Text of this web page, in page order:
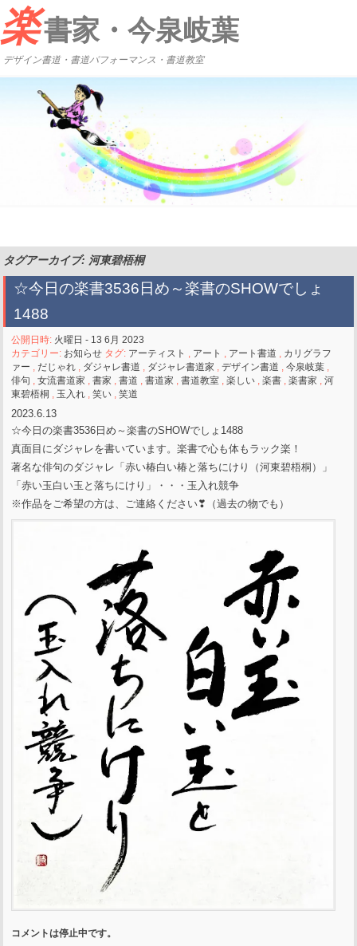
楽書家・今泉岐葉
デザイン書道・書道パフォーマンス・書道教室
タグアーカイブ: 河東碧梧桐
☆今日の楽書3536日め～楽書のSHOWでしょ
1488
公開日時: 火曜日 - 13 6月 2023
カテゴリー: お知らせ タグ: アーティスト アート アート書道
カリグラフ
ァー
だじゃれ ダジャレ書道 ダジャレ書道家 ,デザイン書道 ,今泉岐葉
俳句
,女流書道家 ,書家 ,書道 ,書道家 ,書道教室 ,楽しい ,楽書 ,楽書家 ,河
東碧梧桐
玉入れ ,笑い ,笑道
2023.6.13
☆今日の楽書3536日め～楽書のSHOWでしょ1488
真面目にダジャレを書いています。楽書で心も体もラック楽！
著名な俳句のダジャレ「赤い椿白い椿と落ちにけり（河東碧梧桐）」
「赤い玉白い玉と落ちにけり」・・・玉入れ競争
※作品をご希望の方は、ご連絡ください❣（過去の物でも）
コメントは停止中です。